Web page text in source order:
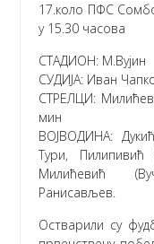
17.коло ПФС
у 15.30 часова
СТАДИОН: М.Вујин
СУДИЈА: Иван
СТРЕЛЦИ:
мин
ВОЈВОДИНА:
Тури, Пилипивић
Милићевић
Ранисављев.
Остварили су